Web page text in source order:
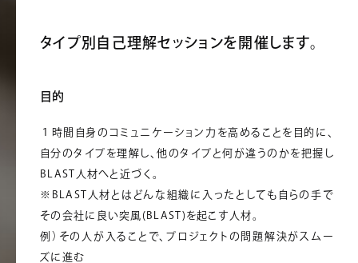
タイプ別自己理解セッションを開催します。
目的
１時間自身のコミュニケーション力を高めることを目的に、
自分のタイプを理解し、他のタイプと何が違うのかを把握し
BLAST人材へと近づく。
※BLAST人材とはどんな組織に入ったとしても自らの手で
その会社に良い突風(BLAST)を起こす人材。
例）その人が入ることで、プロジェクトの問題解決がスムー
ズに進む